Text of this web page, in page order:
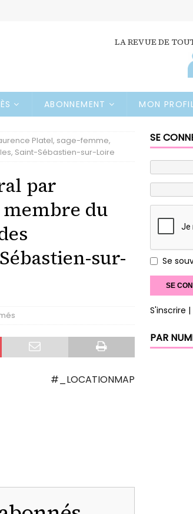
LA REVUE DE
ABONNEMENT MON
Platel, sage-femme,
Saint-Sébastien-sur-Loire
par
membre du
sur-
#_LOCATIONMAP
SE
Se
S'inscrire
PAR